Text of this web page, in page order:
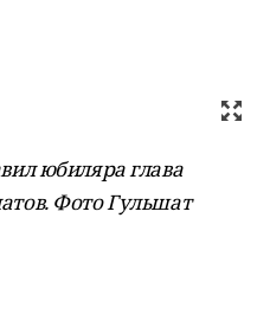
юбиляра глава
Фото Гульшат